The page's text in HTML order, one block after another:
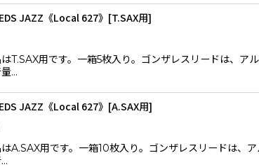
JAZZ《Local 627》[T.SAX用]
T.SAX用です。一箱5枚入り。ゴンザレスリードは、ア
…
JAZZ《Local 627》[A.SAX用]
A.SAX用です。一箱10枚入り。ゴンザレスリードは、